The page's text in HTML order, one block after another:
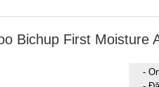
Bichup First Moisture
-